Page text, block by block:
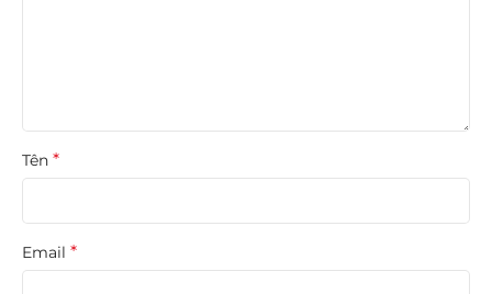
Đường kính đầu ra: 120mm hoặc 150 mm
Chiều dài dây cắm: 130cm
Công suất tiêu thụ: 196W
Tần số: 50 Hz
Tên *
Email *